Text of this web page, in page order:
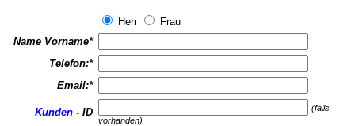
Herr
Frau
Name Vorname*
Telefon:*
Email:*
Kunden - ID
(falls
vorhanden)